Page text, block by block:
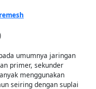
umumnya jaringan
primer, sekunder
menggunakan
seiring dengan suplai